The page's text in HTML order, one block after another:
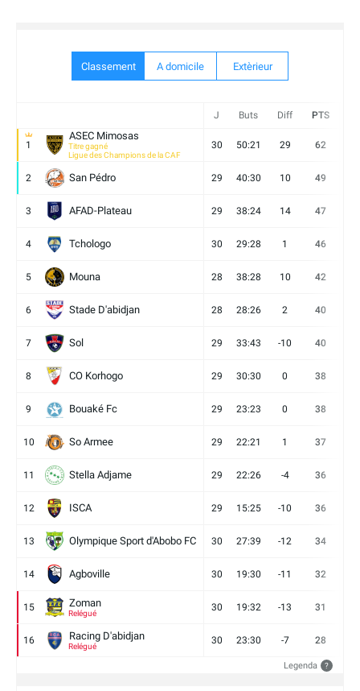
Classement A domicile Extèrieur
J Buts Diff PTS
1
ASEC Mimosas
Titre gagné
Ligue des Champions de la CAF
30 50:21 29 62
2 San Pédro 29 40:30 10 49
3 AFAD-Plateau 29 38:24 14 47
4 Tchologo 30 29:28 1 46
5 Mouna 28 38:28 10 42
6 Stade D'abidjan 28 28:26 2 40
7 Sol 29 33:43 -10 40
8 CO Korhogo 29 30:30 0 38
9 Bouaké Fc 29 23:23 0 38
10 So Armee 29 22:21 1 37
11 Stella Adjame 29 22:26 -4 36
12 ISCA 29 15:25 -10 36
13 Olympique Sport d'Abobo FC 30 27:39 -12 34
14 Agboville 30 19:30 -11 32
15 Zoman
Relégué
30 19:32 -13 31
16 Racing D'abidjan
Relégué
30 23:30 -7 28
Legenda ?